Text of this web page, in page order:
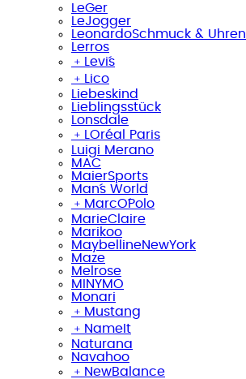
LeGer
LeJogger
LeonardoSchmuck & Uhren
Lerros
﹢
Levi´s
﹢
Lico
Liebeskind
Lieblingsstück
Lonsdale
﹢
LOréal Paris
Luigi Merano
MAC
MaierSports
Man´s World
﹢ MarcO´Polo
MarieClaire
Marikoo
MaybellineNewYork
Maze
Melrose
MINYMO
Monari
﹢ Mustang
﹢ NameIt
Naturana
Navahoo
﹢ NewBalance